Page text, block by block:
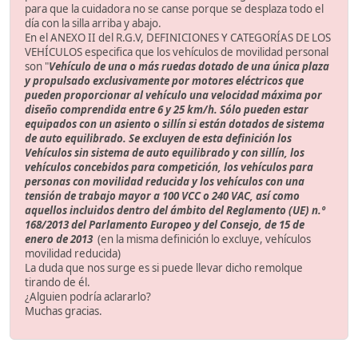
para que la cuidadora no se canse porque se desplaza todo el
día con la silla arriba y abajo.
En el ANEXO II del R.G.V, DEFINICIONES Y CATEGORÍAS DE LOS
VEHÍCULOS especifica que los vehículos de movilidad personal
son "Vehículo de una o más ruedas dotado de una única plaza
y propulsado exclusivamente por motores eléctricos que
pueden proporcionar al vehículo una velocidad máxima por
diseño comprendida entre 6 y 25 km/h. Sólo pueden estar
equipados con un asiento o sillín si están dotados de sistema
de auto equilibrado. Se excluyen de esta definición los
Vehículos sin sistema de auto equilibrado y con sillín, los
vehículos concebidos para competición, los vehículos para
personas con movilidad reducida y los vehículos con una
tensión de trabajo mayor a 100 VCC o 240 VAC, así como
aquellos incluidos dentro del ámbito del Reglamento (UE) n.º
168/2013 del Parlamento Europeo y del Consejo, de 15 de
enero de 2013 (en la misma definición lo excluye, vehículos
movilidad reducida)
La duda que nos surge es si puede llevar dicho remolque
tirando de él.
¿Alguien podría aclararlo?
Muchas gracias.